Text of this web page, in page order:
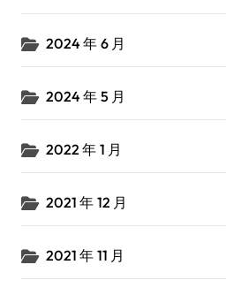
2024 年 6 月
2024 年 5 月
2022 年 1 月
2021 年 12 月
2021 年 11 月